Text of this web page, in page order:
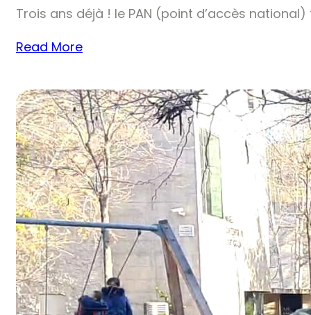
Trois ans déjà ! le PAN (point d’accès
Read More